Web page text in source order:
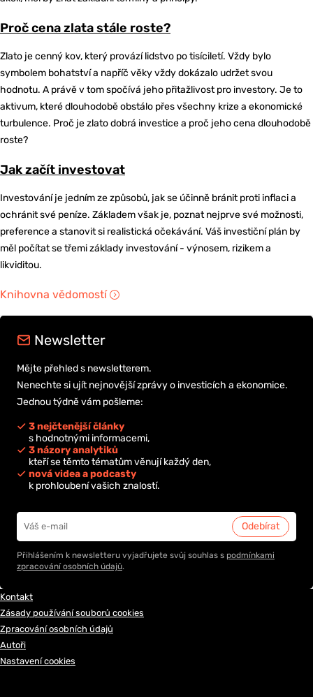
Proč cena zlata stále roste?
Zlato je cenný kov, který provází lidstvo po tisíciletí. Vždy bylo
symbolem bohatství a napříč věky vždy dokázalo udržet svou
hodnotu. A právě v tom spočívá jeho přitažlivost pro investory. Je to
aktivum, které dlouhodobě obstálo přes všechny krize a ekonomické
turbulence. Proč je zlato dobrá investice a proč jeho cena dlouhodobě
roste?
Jak začít investovat
Investování je jedním ze způsobů, jak se účinně bránit proti inflaci a
ochránit své peníze. Základem však je, poznat nejprve své možnosti,
preference a stanovit si realistická očekávání. Váš investiční plán by
měl počítat se třemi základy investování - výnosem, rizikem a
likviditou.
Knihovna vědomostí
Newsletter
Mějte přehled s newsletterem.
Nenechte si ujít nejnovější zprávy o investicích a ekonomice.
Jednou týdně vám pošleme:
3 nejčtenější články
s hodnotnými informacemi,
3 názory analytiků
kteří se těmto tématům věnují každý den,
nová videa a podcasty
k prohloubení vašich znalostí.
Přihlášením k newsletteru vyjadřujete svůj souhlas s podmínkami
zpracování osobních údajů.
Kontakt
Zásady používání souborů cookies
Zpracování osobních údajů
Autoři
Nastavení cookies